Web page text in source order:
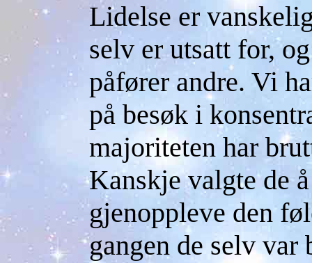
Lidelse er
selv er utsatt for,
påfører andre. Vi
på besøk i
majoriteten har
Kanskje valgte de
gjenoppleve den
gangen de selv